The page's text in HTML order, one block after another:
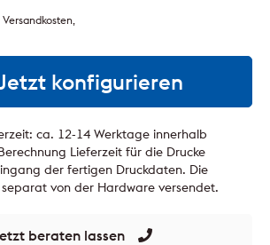
Versandkosten
konfigurieren
ca. 12-14 Werktage innerhalb
Lieferzeit für die Drucke
der fertigen Druckdaten. Die
separat von der Hardware versendet.
beraten lassen